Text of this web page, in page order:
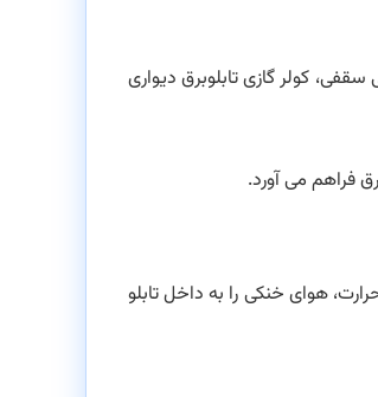
سقفی، کولر گازی تابلوبرق دیواری
فراهم می آورد.
هوای خنکی را به داخل تابلو